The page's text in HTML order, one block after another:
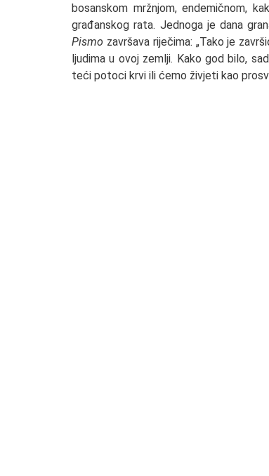
bosanskom mržnjom, endemičnom,
građanskog rata. Jednoga je dana
Pismo završava riječima: „Tako je
ljudima u ovoj zemlji. Kako god bilo,
teći potoci krvi ili ćemo živjeti kao